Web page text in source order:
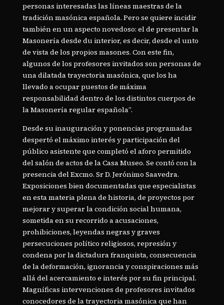
personas interesadas las líneas maestras de la
tradición masónica española. Pero se quiere incidir
también en un aspecto novedoso: el de presentar la
Masonería desde du interior, es decir, desde el unto
de vista de los propios masones. Con este fin,
algunos de los profesores invitados son personas de
una dilatada trayectoria masónica, que los ha
llevado a ocupar puestos de máxima
responsabilidad dentro de los distintos cuerpos de
la Masonería regular española”.
Desde su inauguración y ponencias programadas
despertó el máximo interés y participación del
público asistente que completó el aforo permitido
del salón de actos de la Casa Museo. Se contó con la
presencia del Excmo. Sr D. Jerónimo Saavedra.
Exposiciones bien documentadas que especialistas
en esta materia plena de historia, de proyectos por
mejorar y superar la condición social humana,
sometida en su recorrido a acusaciones,
prohibiciones, leyendas negras y graves
persecuciones político religiosos, represión y
condena por la dictadura franquista, consecuencia
de la deformación, ignorancia y conspiraciones más
allá del acercamiento e interés por su fin principal.
Magníficas intervenciones de profesores invitados
conocedores de la trayectoria masónica que han